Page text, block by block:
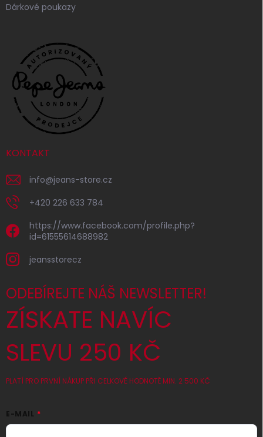
Dárkové poukazy
KONTAKT
info@jeans-store.cz
+420 226 633 784
https://www.facebook.com/profile.php?
id=61555614688982
jeansstorecz
ODEBÍREJTE NÁŠ NEWSLETTER!
ZÍSKATE NAVÍC
SLEVU 250 KČ
PLATÍ PRO PRVNÍ NÁKUP PŘI CELKOVÉ HODNOTĚ MIN. 2 500 KČ
E-MAIL